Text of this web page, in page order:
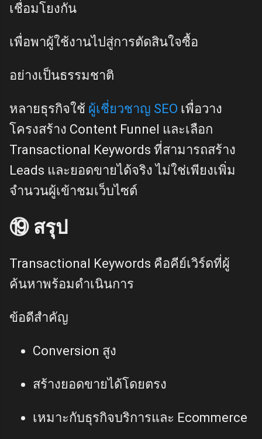
เชื่อมโยงกัน
เพื่อพาผู้ใช้งานไปสู่การตัดสินใจซื้อ
อย่างเป็นธรรมชาติ
หลายธุรกิจใช้ ผู้เชี่ยวชาญ SEO เพื่อวาง
โครงสร้าง Content Funnel และเลือก
Transactional Keywords ที่สามารถสร้าง
Leads และยอดขายได้จริง ไม่ใช่เพียงเพิ่ม
จำนวนผู้เข้าชมเว็บไซต์
⑲ สรุป
Transactional Keywords คือคีย์เวิร์ดที่ผู้
ค้นหาพร้อมดำเนินการ
ข้อดีสำคัญ
Conversion สูง
สร้างยอดขายได้โดยตรง
เหมาะกับธุรกิจบริการและ Ecommerce